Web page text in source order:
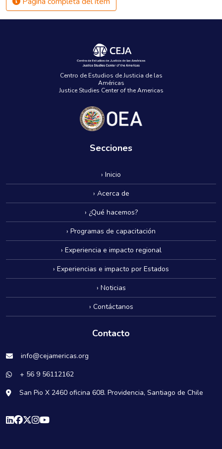
Centro de Estudios de Justicia de las
Américas
Justice Studies Center of the Americas
Secciones
› Inicio
› Acerca de
› ¿Qué hacemos?
› Programas de capacitación
› Experiencia e impacto regional
› Experiencias e impacto por Estados
› Noticias
› Contáctanos
Contacto
info@cejamericas.org
+ 56 9 56112162
San Pio X 2460 oficina 608. Providencia, Santiago de Chile